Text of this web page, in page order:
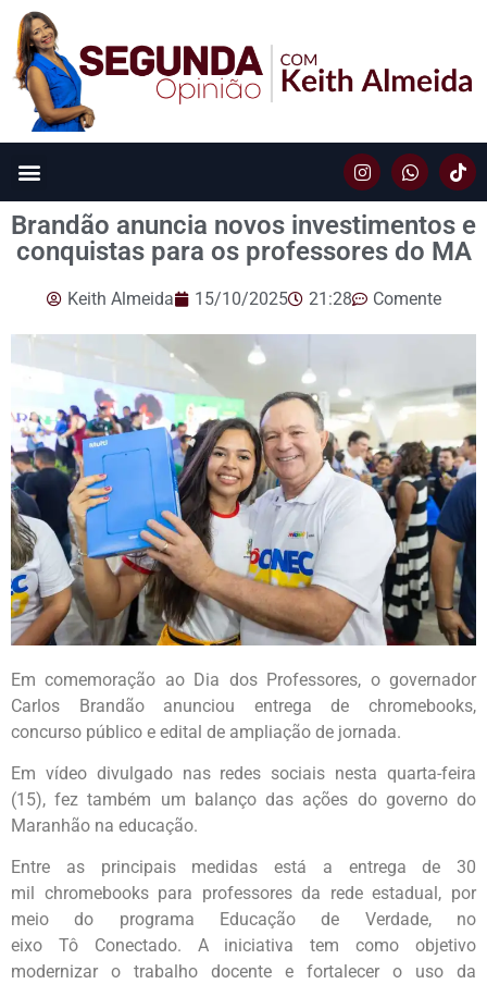
Brandão anuncia novos investimentos e
conquistas para os professores do MA
Keith Almeida 15/10/2025 21:28 Comente
Em comemoração ao Dia dos Professores, o governador
Carlos Brandão anunciou entrega de chromebooks,
concurso público e edital de ampliação de jornada.
Em vídeo divulgado nas redes sociais nesta quarta-feira
(15), fez também um balanço das ações do governo do
Maranhão na educação.
Entre as principais medidas está a entrega de 30
mil chromebookspara professores da rede estadual, por
meio do programa Educação de Verdade, no
eixo TôConectado. A iniciativa tem como objetivo
modernizar o trabalho docente e fortalecer o uso da